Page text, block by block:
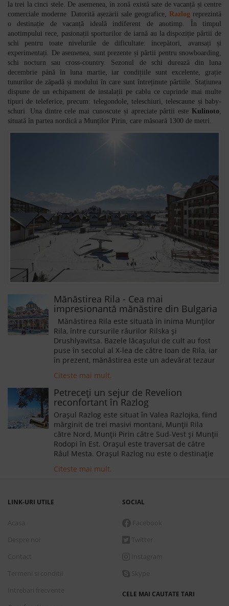
la trei la cinci stele. De asemenea, în zonă există sate de vacanță și centre
comerciale moderne. Datorită așezării sale geografice, Razlog reprezintă
o destinație de vacanță ideală indiferent de anotimp. În timpul
anotimpului rece, pasionații sporturilor de iarnă au la dispoziție pârtii de
schi pentru toate nivelurile de dificultate: începători, avansați și
experimentați. De asemenea, sunt prezente și pârtii pentru snowboarding,
schi nocturn sau cross-country. Sezonul de schi durează din luna
decembrie până în luna martie, iar condițiile sunt excelente, grație
tunurilor de zăpadă și modului în care sunt întreținute pârtiile. Stațiunea
dispune de un echipament de instalații pe cablu ce cuprinde mai multe
tipuri de teleferice, precum: telegondole, teleschiuri, telescaune și baby-
schuri. Una dintre cele mai cunoscute și apreciate pârtii este Kulinoto,
situată în partea nordică a Munților Pirin, care măsoară 1300 de metri.
Mănăstirea Rila - Cea mai
impresionantă mănăstire din Bulgaria
Mănăstirea Rila este situată în inima Munților
Rila, între cursurile râurilor Rilska și
Drushlyavitsa. Bazele lăcașului de cult au fost
puse în secolul al X-lea de către Ioan de Rila, iar
în prezent, mănăstirea este un adevărat tezaur
a neamului bulgar. Mănăstirea Rila este cea mai
importantă mănăstire ortodoxă de pe cuprinsul
Bulgariei.
Citeste mai mult.
Petreceți un sejur de Revelion
reconfortant în Razlog
Orașul Razlog este situat în Valea Razlojka, fiind
mărginit de trei masivi montani, Munții Rila
către Nord, Munții Pirin către Sud-Vest și Munții
Rodopi în Est. Orașul este traversat de către
Râul Mesta. Orașul Razlog nu este o destinație
fiind nemaipomenit de frumos, indiferent de
Citeste mai mult.
LINK-URI UTILE SOCIAL
CELE MAI CAUTATE TARI